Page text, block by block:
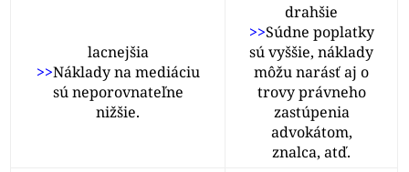
lacnejšia
>>Náklady na mediáciu
sú neporovnateľne
nižšie.
drahšie
>>Súdne poplatky
sú vyššie, náklady
môžu narásť aj o
trovy právneho
zastúpenia
advokátom,
znalca, atď.